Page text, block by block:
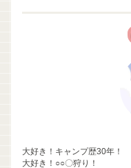
大好き！キャンプ歴30年！
大好き！○○〇狩り！